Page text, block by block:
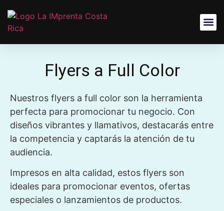
Flyers a Full Color
Nuestros flyers a full color son la herramienta
perfecta para promocionar tu negocio. Con
diseños vibrantes y llamativos, destacarás entre
la competencia y captarás la atención de tu
audiencia.
Impresos en alta calidad, estos flyers son
ideales para promocionar eventos, ofertas
especiales o lanzamientos de productos.